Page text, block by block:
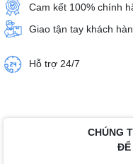
Cam kết 100% chính
Giao tận tay khách
Hỗ trợ 24/7
CHÚNG
ĐỂ